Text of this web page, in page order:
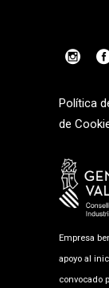
Política
de
Empresa
apoyo al
convocado